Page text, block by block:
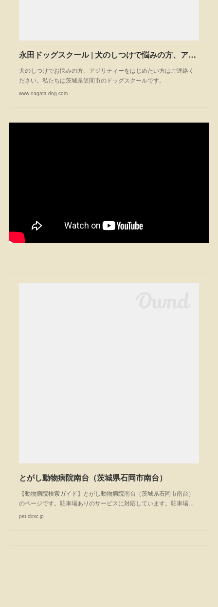
永田ドッグスクール | 犬のしつけで悩みの方、アジリティーを始めたい方は一度ご相談ください。私たちは茨城県笠間市のドッグスクールです。
犬のしつけでお悩みの方、アジリティーをはじめたい方はご連絡く
ださい。私たちは茨城県笠間市のドッグスクールです。
www.nagata-dog.com
とがし動物病院南台（茨城県石岡市南台）
【動物病院検索ガイド】とがし動物病院南台（茨城県石岡市南台）
のページです。駐車場ありのサービスに対応しています。駐車場…
pet-clinic.jp